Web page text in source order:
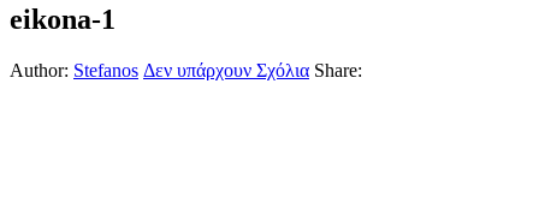
eikona-1
Author: Stefanos Δεν υπάρχουν Σχόλια Share: